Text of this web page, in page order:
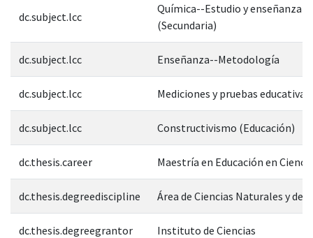
dc.subject.lcc
Química--Estudio y enseñanza
(Secundaria)
dc.subject.lcc Enseñanza--Metodología
dc.subject.lcc Mediciones y pruebas educativas
dc.subject.lcc Constructivismo (Educación)
dc.thesis.career Maestría en Educación en
dc.thesis.degreediscipline Área de Ciencias Naturales y de
dc.thesis.degreegrantor Instituto de Ciencias